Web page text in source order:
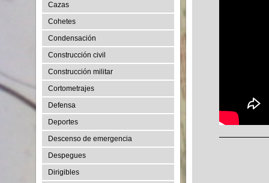
Cazas
Cohetes
Condensación
Construcción civil
Construcción militar
Cortometrajes
Defensa
Deportes
Descenso de emergencia
Despegues
Dirigibles